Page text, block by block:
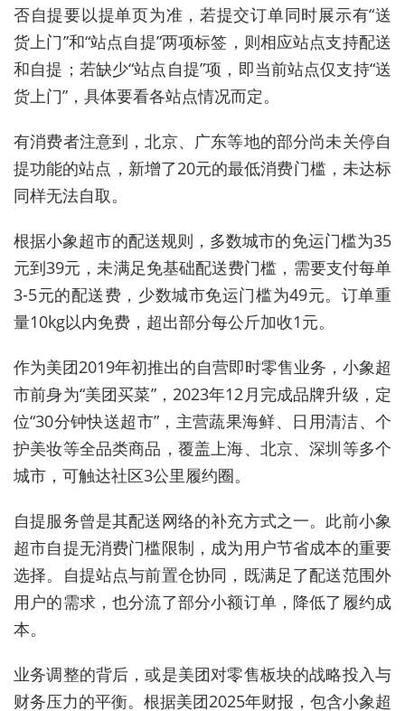
否自提要以提单页为准，若提交订单同时展示有“送
货上门”和“站点自提”两项标签，则相应站点支持配送
和自提；若缺少“站点自提”项，即当前站点仅支持“送
货上门”，具体要看各站点情况而定。
有消费者注意到，北京、广东等地的部分尚未关停自
提功能的站点，新增了20元的最低消费门槛，未达标
同样无法自取。
根据小象超市的配送规则，多数城市的免运门槛为35
元到39元，未满足免基础配送费门槛，需要支付每单
3-5元的配送费，少数城市免运门槛为49元。订单重
量10kg以内免费，超出部分每公斤加收1元。
作为美团2019年初推出的自营即时零售业务，小象超
市前身为“美团买菜”，2023年12月完成品牌升级，定
位“30分钟快送超市”，主营蔬果海鲜、日用清洁、个
护美妆等全品类商品，覆盖上海、北京、深圳等多个
城市，可触达社区3公里履约圈。
自提服务曾是其配送网络的补充方式之一。此前小象
超市自提无消费门槛限制，成为用户节省成本的重要
选择。自提站点与前置仓协同，既满足了配送范围外
用户的需求，也分流了部分小额订单，降低了履约成
本。
业务调整的背后，或是美团对零售板块的战略投入与
财务压力的平衡。根据美团2025年财报，包含小象超